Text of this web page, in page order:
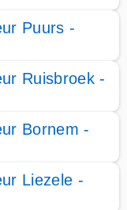
Puurs -
Ruisbroek -
Bornem -
Liezele -